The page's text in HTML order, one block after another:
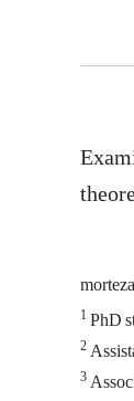
1PhD
2
3